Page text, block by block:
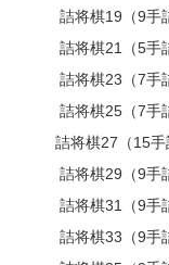
詰将棋19（9手
詰将棋21（5手
詰将棋23（7手
詰将棋25（7手
詰将棋27（15手
詰将棋29（9手
詰将棋31（9手
詰将棋33（9手